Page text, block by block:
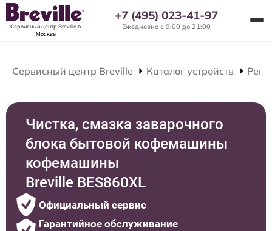
Сервисный центр Brevilleв
Москве
+7 (495) 023-41-97
Ежедневно с 9:00 до 21:00
Сервисный центр Breville Каталог устройств
Чистка, смазка заварочного
блока бытовой кофемашины
кофемашины
Breville BES860XL
Официальный сервис
Гарантийное обслуживание